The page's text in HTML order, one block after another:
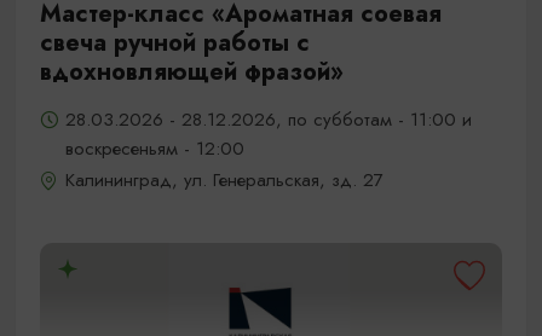
Мастер-класс «Ароматная соевая
свеча ручной работы с
вдохновляющей фразой»
28.03.2026 - 28.12.2026, по субботам - 11:00 и
воскресеньям - 12:00
Калининград, ул. Генеральская, зд. 27